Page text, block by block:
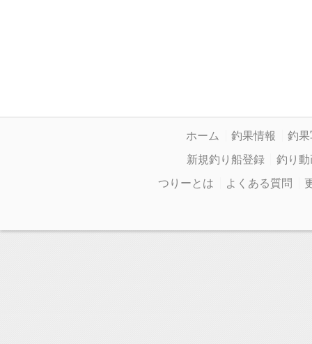
ホーム 釣果情報
釣
新規釣り船登録
釣り動
つりーとは
よくある質問